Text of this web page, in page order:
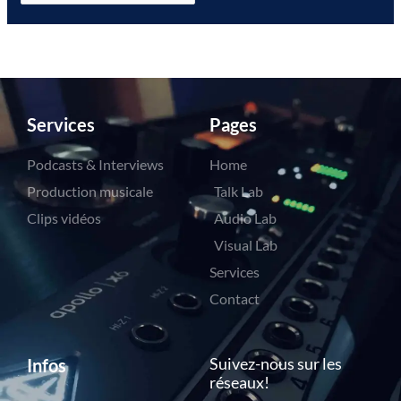
Services
Podcasts & Interviews
Production musicale
Clips vidéos
Pages
Home
Talk Lab
Audio Lab
Visual Lab
Services
Contact
Infos
Suivez-nous sur les
réseaux!